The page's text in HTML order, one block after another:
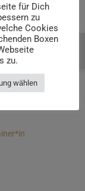
für Dich
zu
Cookies
Boxen
zu.
wählen
buchen